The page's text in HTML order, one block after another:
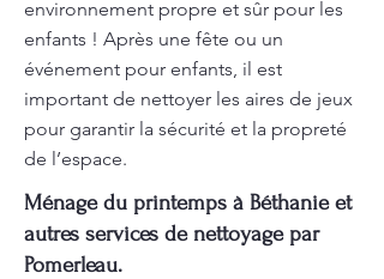
environnement propre et sûr pour les
enfants ! Après une fête ou un
événement pour enfants, il est
important de nettoyer les aires de jeux
pour garantir la sécurité et la propreté
de l’espace.
Ménage du printemps à Béthanie et
autres services de nettoyage par
Pomerleau.